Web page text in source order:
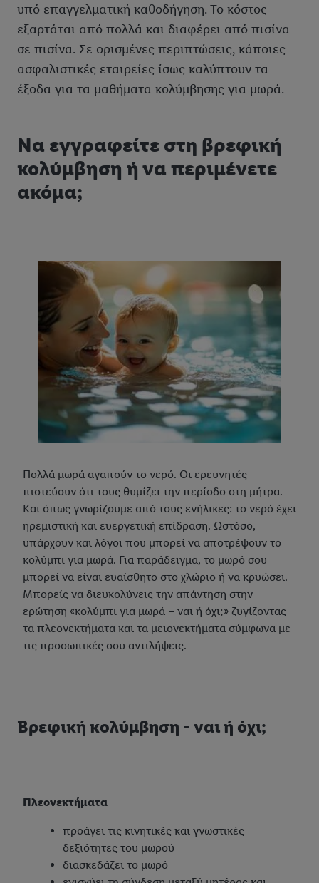
υπό επαγγελματική καθοδήγηση. Το κόστος
εξαρτάται από πολλά και διαφέρει από πισίνα
σε πισίνα. Σε ορισμένες περιπτώσεις, κάποιες
ασφαλιστικές εταιρείες ίσως καλύπτουν τα
έξοδα για τα μαθήματα κολύμβησης για μωρά.
Να εγγραφείτε στη βρεφική
κολύμβηση ή να περιμένετε
ακόμα;
Πολλά μωρά αγαπούν το νερό. Οι ερευνητές
πιστεύουν ότι τους θυμίζει την περίοδο στη μήτρα.
Και όπως γνωρίζουμε από τους ενήλικες: το νερό έχει
ηρεμιστική και ευεργετική επίδραση. Ωστόσο,
υπάρχουν και λόγοι που μπορεί να αποτρέψουν το
κολύμπι για μωρά. Για παράδειγμα, το μωρό σου
μπορεί να είναι ευαίσθητο στο χλώριο ή να κρυώσει.
Μπορείς να διευκολύνεις την απάντηση στην
ερώτηση «κολύμπι για μωρά – ναι ή όχι;» ζυγίζοντας
τα πλεονεκτήματα και τα μειονεκτήματα σύμφωνα με
τις προσωπικές σου αντιλήψεις.
Βρεφική κολύμβηση - ναι ή όχι;
Πλεονεκτήματα
προάγει τις κινητικές και γνωστικές
δεξιότητες του μωρού
διασκεδάζει το μωρό